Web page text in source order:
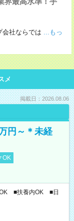
社ならでは ...もっ
メ
掲載日：2026.08.06
円～＊未経
OK
■扶養内OK ■日